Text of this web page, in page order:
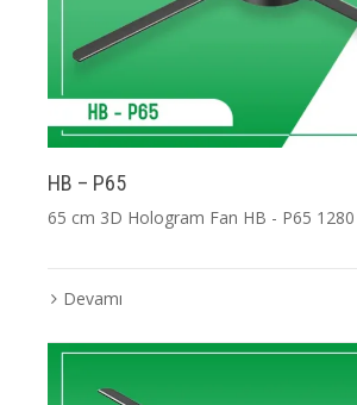
HB – P65
65 cm 3D Hologram Fan HB - P65
Devamı